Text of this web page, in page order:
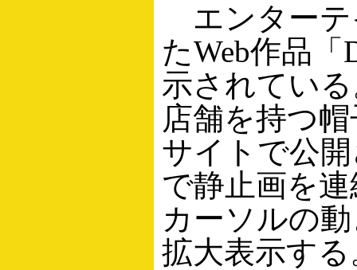
エンターテ
たWeb作品
示されてい
店舗を持つ
サイトで公
で静止画を
カーソルの
拡大表示する